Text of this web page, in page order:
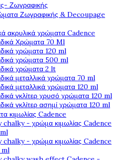
Ζωγραφικής
Ζωγραφικής & Decoupage
ακρυλικά χρώματα Cadence
Χρώματα 70 Ml
χρώματα 120 ml
χρώματα 500 ml
χρώματα 2 lt
μεταλλικά χρώματα 70 ml
μεταλλικά χρώματα 120 ml
γκλίτερ χρυσό χρώματα 120 ml
γκλίτερ ασημί χρώματα 120 ml
κιμωλίας Cadence
chalky - χρώμα κιμωλίας Cadence
chalky - χρώμα κιμωλίας Cadence
ml